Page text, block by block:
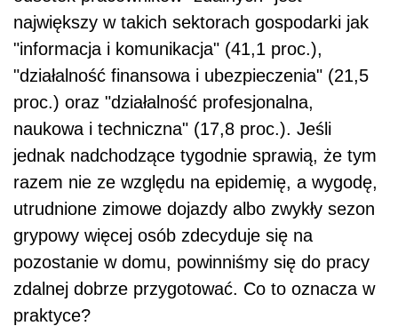
największy w takich sektorach gospodarki jak
"informacja i komunikacja" (41,1 proc.),
"działalność finansowa i ubezpieczenia" (21,5
proc.) oraz "działalność profesjonalna,
naukowa i techniczna" (17,8 proc.). Jeśli
jednak nadchodzące tygodnie sprawią, że tym
razem nie ze względu na epidemię, a wygodę,
utrudnione zimowe dojazdy albo zwykły sezon
grypowy więcej osób zdecyduje się na
pozostanie w domu, powinniśmy się do pracy
zdalnej dobrze przygotować. Co to oznacza w
praktyce?